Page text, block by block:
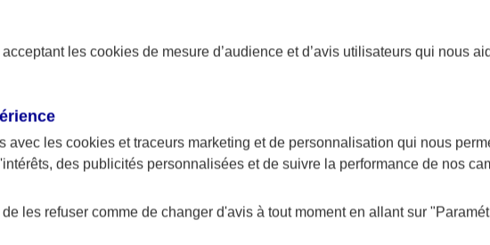
les cookies de mesure d’audience et d’avis utilisateurs qui nous
avec les cookies et traceurs marketing et de personnalisation qui nous
des publicités personnalisées et de suivre la performance de nos
les refuser comme de changer d'avis à tout moment en allant sur